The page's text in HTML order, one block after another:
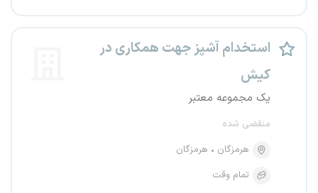
استخدام آشپز جهت همکاری در
کیش
یک مجموعه معتبر
منقضی شده
هرمزگان
هرمزگان
تمام وقت